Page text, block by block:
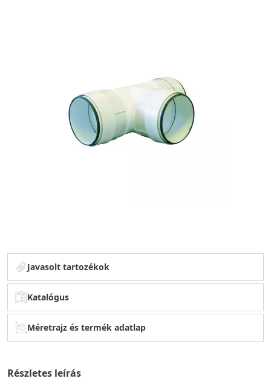
Javasolt tartozékok
Katalógus
Méretrajz és termék adatlap
Részletes leírás